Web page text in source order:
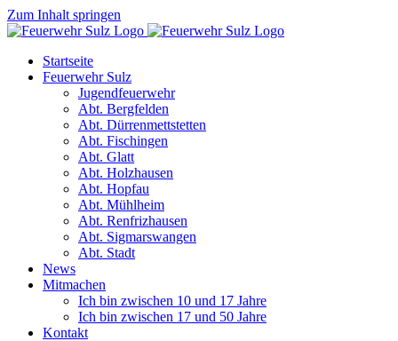
Zum Inhalt springen
Startseite
Feuerwehr Sulz
Jugendfeuerwehr
Abt. Bergfelden
Abt. Dürrenmettstetten
Abt. Fischingen
Abt. Glatt
Abt. Holzhausen
Abt. Hopfau
Abt. Mühlheim
Abt. Renfrizhausen
Abt. Sigmarswangen
Abt. Stadt
News
Mitmachen
Ich bin zwischen 10 und 17 Jahre
Ich bin zwischen 17 und 50 Jahre
Kontakt